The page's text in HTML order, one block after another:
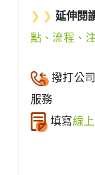
❯ ❯ 延伸閱
點、流程、
撥打公
服務
填寫線